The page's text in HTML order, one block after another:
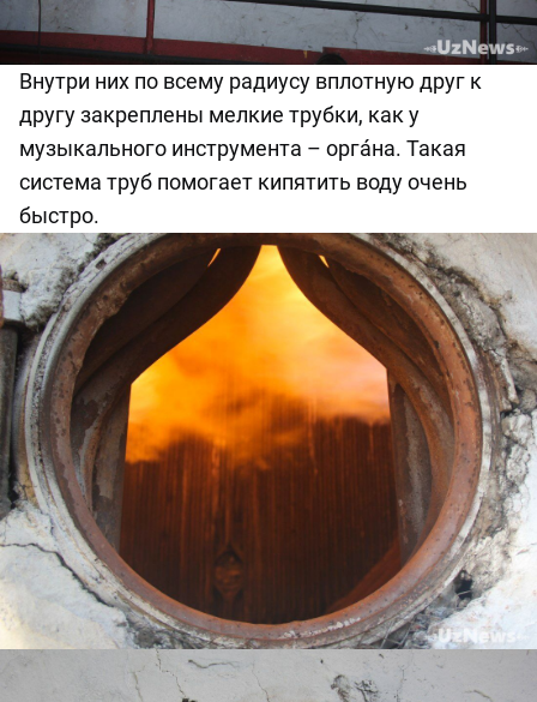
Внутри них по всему радиусу вплотную друг к
другу закреплены мелкие трубки, как у
музыкального инструмента – орга́на. Такая
система труб помогает кипятить воду очень
быстро.